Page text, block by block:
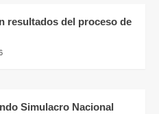
resultados del proceso de
Simulacro Nacional